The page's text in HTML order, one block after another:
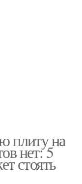
плиту на
нет: 5
стоять